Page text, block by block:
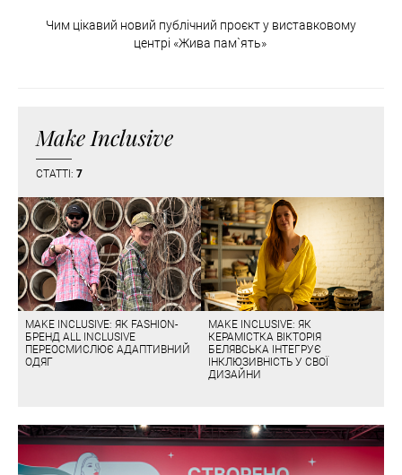
Чим цікавий новий публічний проєкт у виставковому
центрі «Жива пам`ять»
Make Inclusive
СТАТТІ: 7
MAKE INCLUSIVE: ЯК FASHION-
БРЕНД ALL INCLUSIVE
ПЕРЕОСМИСЛЮЄ АДАПТИВНИЙ
ОДЯГ
MAKE INCLUSIVE: ЯК
КЕРАМІСТКА ВІКТОРІЯ
БЕЛЯВСЬКА ІНТЕГРУЄ
ІНКЛЮЗИВНІСТЬ У СВОЇ
ДИЗАЙНИ